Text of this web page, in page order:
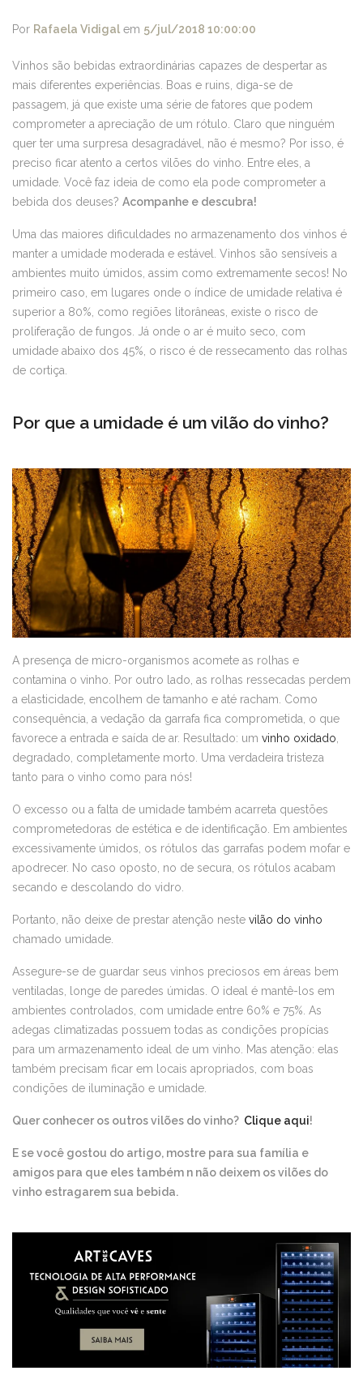
Por Rafaela Vidigal em 5/jul/2018 10:00:00
Vinhos são bebidas extraordinárias capazes de despertar as
mais diferentes experiências. Boas e ruins, diga-se de
passagem, já que existe uma série de fatores que podem
comprometer a apreciação de um rótulo. Claro que ninguém
quer ter uma surpresa desagradável, não é mesmo? Por isso, é
preciso ficar atento a certos vilões do vinho. Entre eles, a
umidade. Você faz ideia de como ela pode comprometer a
bebida dos deuses? Acompanhe e descubra!
Uma das maiores dificuldades no armazenamento dos vinhos é
manter a umidade moderada e estável. Vinhos são sensíveis a
ambientes muito úmidos, assim como extremamente secos! No
primeiro caso, em lugares onde o índice de umidade relativa é
superior a 80%, como regiões litorâneas, existe o risco de
proliferação de fungos. Já onde o ar é muito seco, com
umidade abaixo dos 45%, o risco é de ressecamento das rolhas
de cortiça.
Por que a umidade é um vilão do vinho?
A presença de micro-organismos acomete as rolhas e
contamina o vinho. Por outro lado, as rolhas ressecadas perdem
a elasticidade, encolhem de tamanho e até racham. Como
consequência, a vedação da garrafa fica comprometida, o que
favorece a entrada e saída de ar. Resultado: um vinho oxidado,
degradado, completamente morto. Uma verdadeira tristeza
tanto para o vinho como para nós!
O excesso ou a falta de umidade também acarreta questões
comprometedoras de estética e de identificação. Em ambientes
excessivamente úmidos, os rótulos das garrafas podem mofar e
apodrecer. No caso oposto, no de secura, os rótulos acabam
secando e descolando do vidro.
Portanto, não deixe de prestar atenção neste vilão do vinho
chamado umidade.
Assegure-se de guardar seus vinhos preciosos em áreas bem
ventiladas, longe de paredes úmidas. O ideal é mantê-los em
ambientes controlados, com umidade entre 60% e 75%. As
adegas climatizadas possuem todas as condições propícias
para um armazenamento ideal de um vinho. Mas atenção: elas
também precisam ficar em locais apropriados, com boas
condições de iluminação e umidade.
Quer conhecer os outros vilões do vinho? Clique aqui!
E se você gostou do artigo, mostre para sua família e
amigos para que eles também n não deixem os vilões do
vinho estragarem sua bebida.